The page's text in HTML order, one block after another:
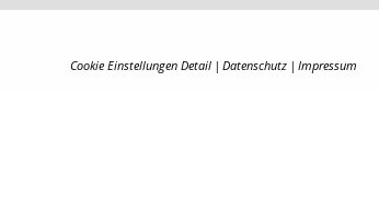
Cookie Einstellungen Detail Datenschutz Impressum